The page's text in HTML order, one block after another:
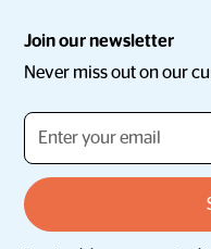
Join our newsletter
Never miss out on our